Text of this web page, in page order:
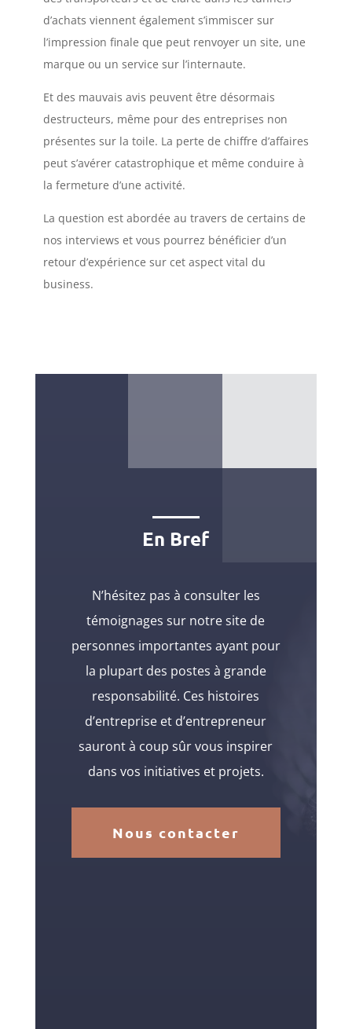
d’achats viennent également s’immiscer sur
l’impression finale que peut renvoyer un site, une
marque ou un service sur l’internaute.
Et des mauvais avis peuvent être désormais
destructeurs, même pour des entreprises non
présentes sur la toile. La perte de chiffre d’affaires
peut s’avérer catastrophique et même conduire à
la fermeture d’une activité.
La question est abordée au travers de certains de
nos interviews et vous pourrez bénéficier d’un
retour d’expérience sur cet aspect vital du
business.
En Bref
N’hésitez pas à consulter les
témoignages sur notre site de
personnes importantes ayant pour
la plupart des postes à grande
responsabilité. Ces histoires
d’entreprise et d’entrepreneur
sauront à coup sûr vous inspirer
dans vos initiatives et projets.
Nous contacter